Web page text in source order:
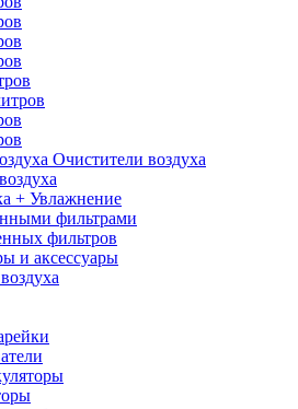
Очистители воздуха
+ Увлажнение
фильтрами
фильтров
и аксессуары